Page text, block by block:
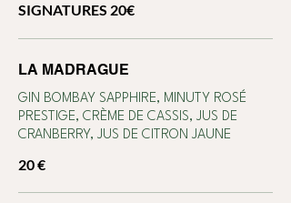
SIGNATURES 20€
LA MADRAGUE
GIN BOMBAY SAPPHIRE, MINUTY ROSÉ
PRESTIGE, CRÈME DE CASSIS, JUS DE
CRANBERRY, JUS DE CITRON JAUNE
20 €